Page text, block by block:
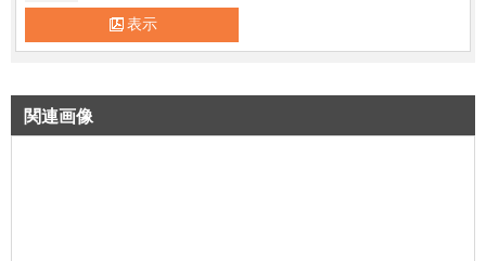
表示
関連画像